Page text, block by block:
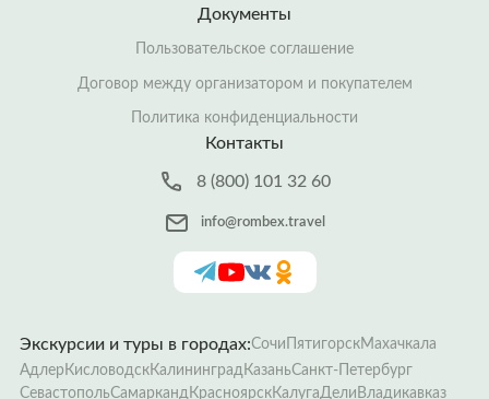
Документы
Пользовательское соглашение
Договор между организатором и покупателем
Политика конфиденциальности
Контакты
8 (800) 101 32 60
info@rombex.travel
Экскурсии и туры в городах:Сочи ПятигорскМахачкала
Адлер КисловодскКалининград КазаньСанкт-Петербург
СевастопольСамарканд КрасноярскКалугаДели Владикавказ